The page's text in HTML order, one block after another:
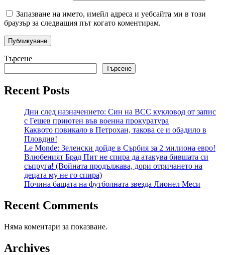
Запазване на името, имейл адреса и уебсайта ми в този
браузър за следващия път когато коментирам.
Търсене
Търсене
Recent Posts
Дни след назначението: Син на ВСС кукловод от запис
с Гешев приютен във военна прокуратура
Каквото повикало в Петрохан, такова се и обадило в
Пловдив!
Le Monde: Зеленски дойде в Сърбия за 2 милиона евро!
Влюбеният Брад Пит не спира да атакува бившата си
съпруга! (Войната продължава, дори отричането на
децата му не го спира)
Почина бащата на футболната звезда Лионел Меси
Recent Comments
Няма коментари за показване.
Archives